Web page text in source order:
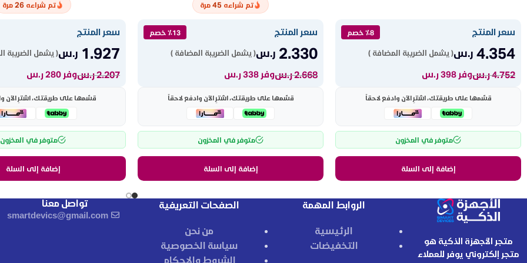
سعر المنتج ٪8 خصم
4.354 ر.س( يشمل الضريبة المضافة )
4.752ر.سوفر 398 ر.س
قسّمها على طريقتك، اشترِ الآن وادفع لاحقاً
متوفر في المخزون
إضافة إلى السلة
تم شراءه 45 مرة
سعر المنتج ٪13 خصم
2.330 ر.س( يشمل الضريبة المضافة )
2.668ر.سوفر 338 ر.س
قسّمها على طريقتك، اشترِ الآن وادفع لاحقاً
متوفر في المخزون
إضافة إلى السلة
تم شراءه 26 مرة
سعر المنتج
1.927 ر.س( يشمل الضريبة
2.207ر.سوفر 280 ر.س
قسّمها على طريقتك، اشترِ الآن
متوفر في المخزون
إضافة إلى السلة
متجر الأجهزة الذكية هو
متجر إلكتروني يوفر للعملاء
الروابط المهمة
الرئيسية
التخفيضات
الصفحات التعريفية
من نحن
سياسة الخصوصية
الشروط والاحكام
تواصل معنا
smartdevics@gmail.com